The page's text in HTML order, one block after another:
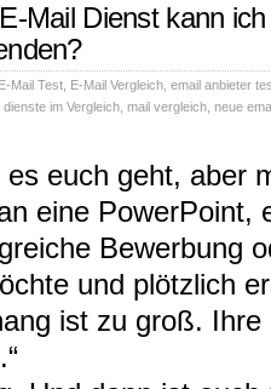
Mail Dienst kann
E-Mail Test E-Mail Vergleich email anbieter
im Vergleich mail vergleich neue
euch geht, aber
eine PowerPoint,
Bewerbung
und plötzlich
ist zu groß.